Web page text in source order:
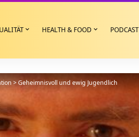
HEALTH & FOOD PODCAST
>Geheimnisvoll und ewig Jugendlich